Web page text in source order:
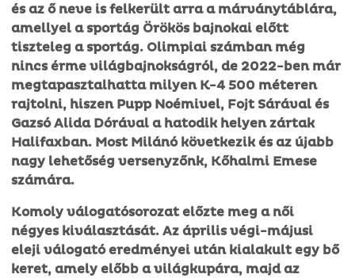
és az ő neve is felkerült arra a márványtáblára,
amellyel a sportág Örökös bajnokai előtt
tiszteleg a sportág. Olimpiai számban még
nincs érme világbajnokságról, de 2022-ben már
megtapasztalhatta milyen K-4 500 méteren
rajtolni, hiszen Pupp Noémivel, Fojt Sárával és
Gazsó Alida Dórával a hatodik helyen zártak
Halifaxban. Most Milánó következik és az újabb
nagy lehetőség versenyzőnk, Kőhalmi Emese
számára.
Komoly válogatósorozat előzte meg a női
négyes kiválasztását. Az április végi-májusi
eleji válogató eredményei után kialakult egy bő
keret, amely előbb a világkupára, majd az